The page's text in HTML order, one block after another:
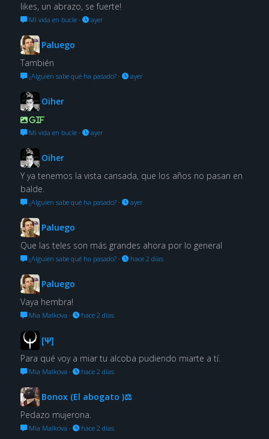
likes, un abrazo, se fuerte!
Mi vida en bucle· ayer
Paluego
También
¿Alguien sabe qué ha pasado?· ayer
Oiher
GIF
Mi vida en bucle· ayer
Oiher
Y ya tenemos la vista cansada, que los años no pasan en
balde.
¿Alguien sabe qué ha pasado?· ayer
Paluego
Que las teles son más grandes ahora por lo general
¿Alguien sabe qué ha pasado?· hace 2 días
Paluego
Vaya hembra!
Mia Malkova · hace 2 días
[Ψ]
Para qué voy a miar tu alcoba pudiendo miarte a tí.
Mia Malkova · hace 2 días
Bonox (El abogato )⚖
Pedazo mujerona.
Mia Malkova · hace 2 días